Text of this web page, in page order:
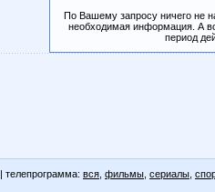
По Вашему запросу ничего не
необходимая информация. А
период
| телепрограмма: вся фильмы сериалы